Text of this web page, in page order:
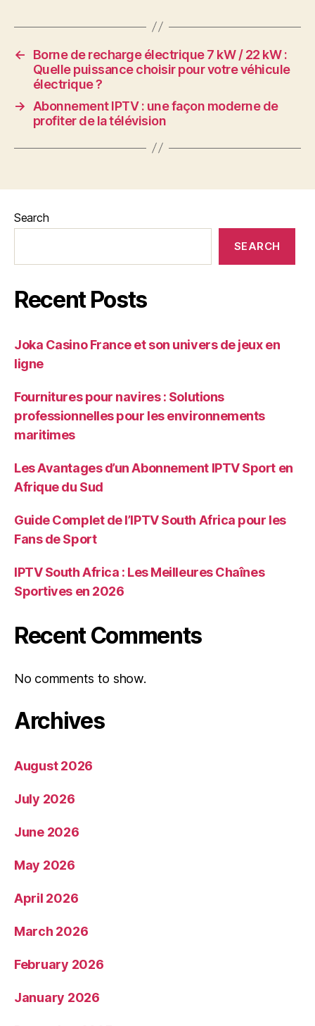
←
Borne de recharge électrique 7 kW / 22 kW :
Quelle puissance choisir pour votre véhicule
électrique ?
→
Abonnement IPTV : une façon moderne de
profiter de la télévision
Search
SEARCH
Recent Posts
Joka Casino France et son univers de jeux en
ligne
Fournitures pour navires : Solutions
professionnelles pour les environnements
maritimes
Les Avantages d’un Abonnement IPTV Sport en
Afrique du Sud
Guide Complet de l’IPTV South Africa pour les
Fans de Sport
IPTV South Africa : Les Meilleures Chaînes
Sportives en 2026
Recent Comments
No comments to show.
Archives
August 2026
July 2026
June 2026
May 2026
April 2026
March 2026
February 2026
January 2026